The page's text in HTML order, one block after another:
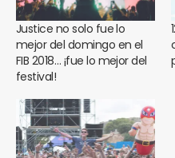
Justice no solo fue lo
mejor del domingo en el
FIB 2018… ¡fue lo mejor del
festival!